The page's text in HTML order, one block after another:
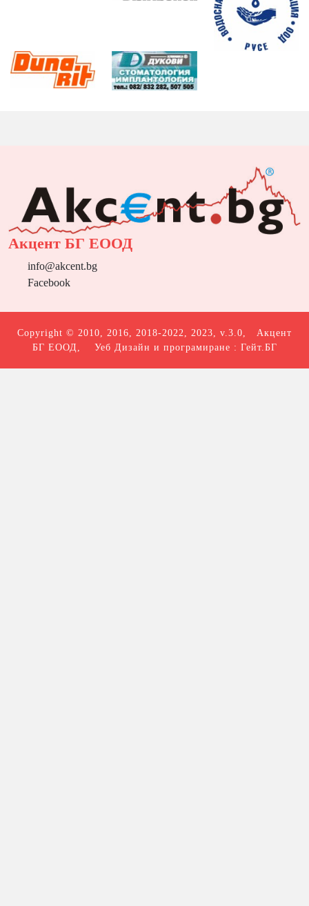
Акцент БГ ЕООД
info@akcent.bg
Facebook
Copyright © 2010, 2016, 2018-2022, 2023, v.3.0, Акцент
БГ ЕООД , Уеб Дизайн и програмиране : Гейт.БГ